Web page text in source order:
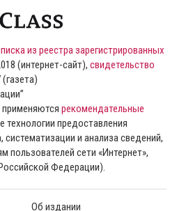
из реестра зарегистрированных
(интернет-сайт), свидетельство
рекомендательные
предоставления
и анализа сведений,
пользователей сети «Интернет»,
Федерации).
Об издании